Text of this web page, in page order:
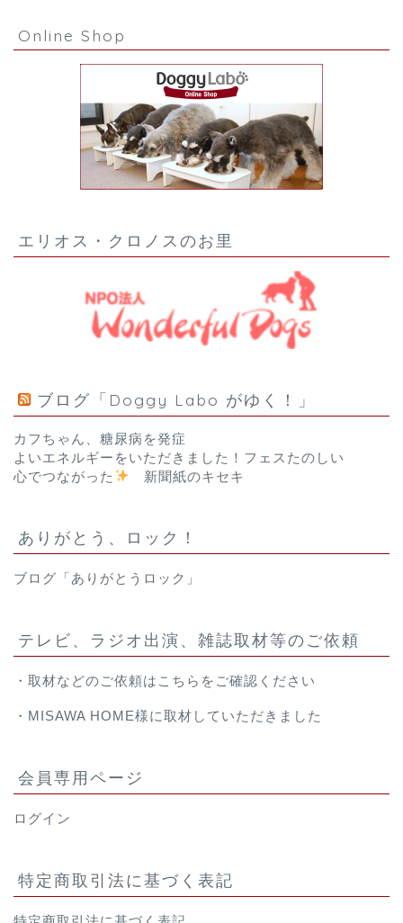
Online Shop
エリオス・クロノスのお里
ブログ「Doggy Labo がゆく！」
カフちゃん、糖尿病を発症
よいエネルギーをいただきました！フェスたのしい
心でつながった
新聞紙のキセキ
ありがとう、ロック！
ブログ「ありがとうロック」
テレビ、ラジオ出演、雑誌取材等のご依頼
・取材などのご依頼は こちら をご確認ください
・ MISAWA HOME様に取材していただきました
会員専用ページ
ログイン
特定商取引法に基づく表記